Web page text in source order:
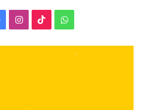
FacebookInstagram
TikTokWhatsApp